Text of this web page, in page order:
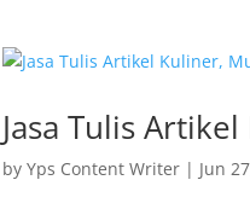
Jasa Tulis
byYps Content Writer | Jun